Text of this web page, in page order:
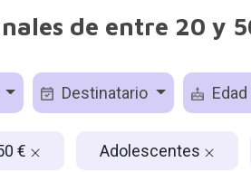
de entre 20 y
Destinatario Edad
€ Adolescentes